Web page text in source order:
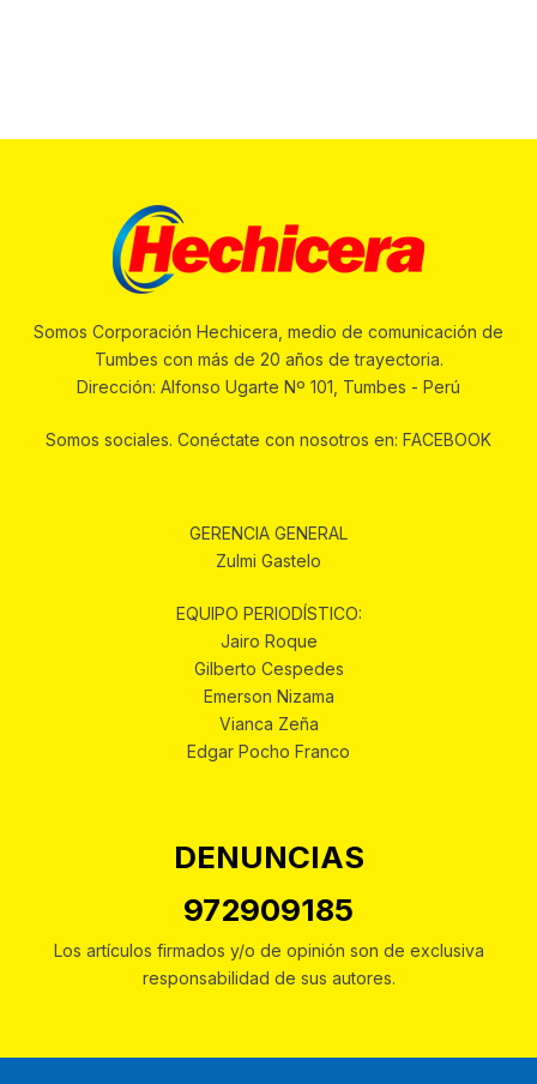
Somos Corporación Hechicera, medio de comunicación de
Tumbes con más de 20 años de trayectoria.
Dirección: Alfonso Ugarte Nº 101, Tumbes - Perú
Somos sociales. Conéctate con nosotros en: FACEBOOK
GERENCIA GENERAL
Zulmi Gastelo
EQUIPO PERIODÍSTICO:
Jairo Roque
Gilberto Cespedes
Emerson Nizama
Vianca Zeña
Edgar Pocho Franco
DENUNCIAS
972909185
Los artículos firmados y/o de opinión son de exclusiva
responsabilidad de sus autores.